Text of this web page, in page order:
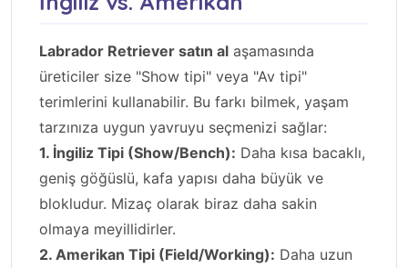
Labrador Retriever satın al aşamasında
üreticiler size "Show tipi" veya "Av tipi"
terimlerini kullanabilir. Bu farkı bilmek, yaşam
tarzınıza uygun yavruyu seçmenizi sağlar:
1. İngiliz Tipi (Show/Bench): Daha kısa bacaklı,
geniş göğüslü, kafa yapısı daha büyük ve
blokludur. Mizaç olarak biraz daha sakin
olmaya meyillidirler.
2. Amerikan Tipi (Field/Working): Daha uzun